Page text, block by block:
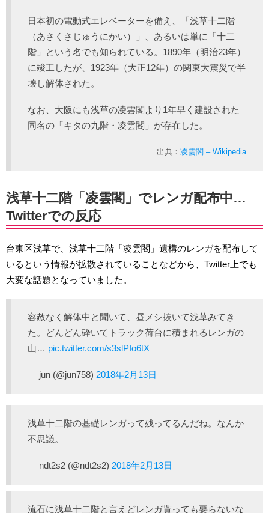
日本初の電動式エレベーターを備え、「浅草十二階
（あさくさじゅうにかい）」、あるいは単に「十二
階」という名でも知られている。1890年（明治23年）
に竣工したが、1923年（大正12年）の関東大震災で半
壊し解体された。
なお、大阪にも浅草の凌雲閣より1年早く建設された
同名の「キタの九階・凌雲閣」が存在した。
出典： 凌雲閣 – Wikipedia
浅草十二階「凌雲閣」でレンガ配布中…
Twitterでの反応
台東区浅草で、浅草十二階「凌雲閣」遺構のレンガを配布して
いるという情報が拡散されていることなどから、Twitter上でも
大変な話題となっていました。
容赦なく解体中と聞いて、昼メシ抜いて浅草みてき
た。どんどん砕いてトラック荷台に積まれるレンガの
山… pic.twitter.com/s3slPIo6tX
— jun (@jun758) 2018年2月13日
浅草十二階の基礎レンガって残ってるんだね。なんか
不思議。
— ndt2s2 (@ndt2s2) 2018年2月13日
流石に浅草十二階と言えどレンガ貰っても要らないな